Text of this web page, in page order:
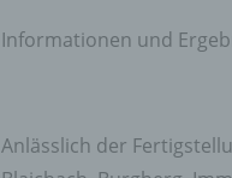
Informationen und
Anlässlich der